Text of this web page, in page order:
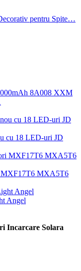
pentru Spite…
8A008 XXM
cu 18 LED-uri JD
MXF17T6 MXA5T6
Angel
Incarcare Solara